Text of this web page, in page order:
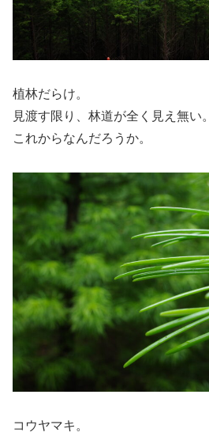
植林だらけ。
見渡す限り、林道が全く見え無い。
これからなんだろうか。
コウヤマキ。